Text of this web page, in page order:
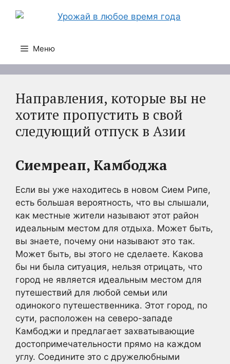
Меню
Направления, которые вы не
хотите пропустить в свой
следующий отпуск в Азии
Сиемреап, Камбоджа
Если вы уже находитесь в новом Сием Рипе,
есть большая вероятность, что вы слышали,
как местные жители называют этот район
идеальным местом для отдыха. Может быть,
вы знаете, почему они называют это так.
Может быть, вы этого не сделаете. Какова
бы ни была ситуация, нельзя отрицать, что
город не является идеальным местом для
путешествий для любой семьи или
одинокого путешественника. Этот город, по
сути, расположен на северо-западе
Камбоджи и предлагает захватывающие
достопримечательности прямо на каждом
углу. Соедините это с дружелюбными